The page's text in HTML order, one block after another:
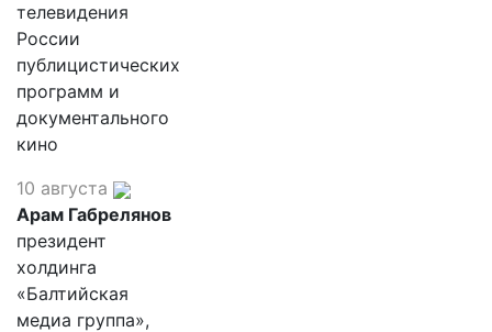
телевидения
России
публицистических
программ и
документального
кино
10 августа
Арам Габрелянов
президент
холдинга
«Балтийская
медиа группа»,